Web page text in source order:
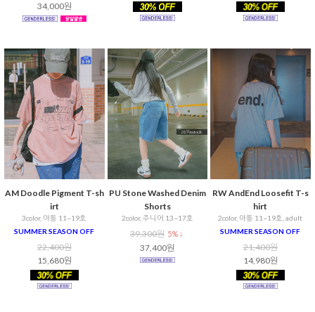
34,000원
AM Doodle Pigment T-sh
irt
3color, 아동 11~19호
SUMMER SEASON OFF
22,400원
15,680원
PU Stone Washed Denim
Shorts
2color, 주니어 13~17호
39,300원 5% ↓
37,400원
RW AndEnd Loosefit T-s
hirt
2color, 아동 11~19호, adult
SUMMER SEASON OFF
21,400원
14,980원